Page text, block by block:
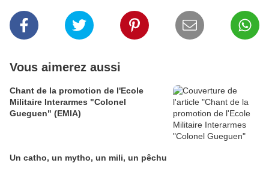
Vous aimerez aussi
Chant de la promotion de l'Ecole
Militaire Interarmes "Colonel
Gueguen" (EMIA)
Un catho, un mytho, un mili, un pêchu